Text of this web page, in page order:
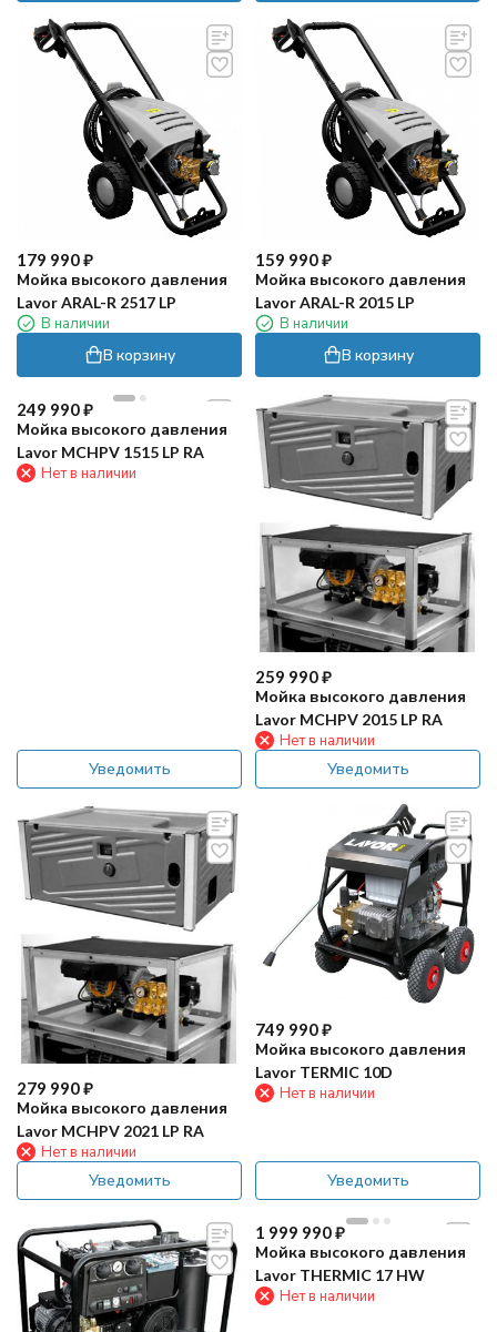
179 990₽
Мойка высокого давления
Lavor ARAL-R 2517 LP
В наличии
В корзину
159 990₽
Мойка высокого давления
Lavor ARAL-R 2015 LP
В наличии
В корзину
249 990₽
Мойка высокого давления
Lavor MCHPV 1515 LP RA
Нет в наличии
Уведомить
259 990₽
Мойка высокого давления
Lavor MCHPV 2015 LP RA
Нет в наличии
Уведомить
279 990₽
Мойка высокого давления
Lavor MCHPV 2021 LP RA
Нет в наличии
Уведомить
749 990₽
Мойка высокого давления
Lavor TERMIC 10D
Нет в наличии
Уведомить
1 999 990₽
Мойка высокого давления
Lavor THERMIC 17 HW
Нет в наличии